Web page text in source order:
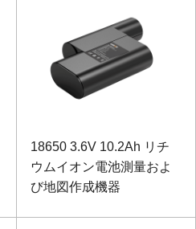
18650 3.6V 10.2Ah リチ
ウムイオン電池測量およ
び地図作成機器